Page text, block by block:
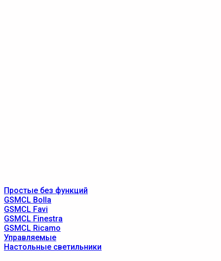
Простые без функций
GSMCL Bolla
GSMCL Favi
GSMCL Finestra
GSMCL Ricamo
Управляемые
Настольные светильники